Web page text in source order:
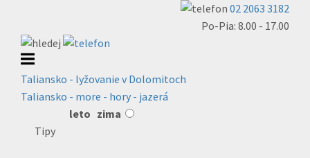
02 2063 3182
Po-Pia: 8.00 - 17.00
Taliansko - lyžovanie v Dolomitoch
Taliansko - more - hory - jazerá
leto zima
Tipy